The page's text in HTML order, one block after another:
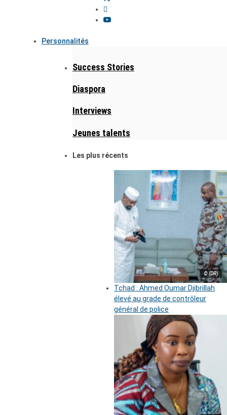
Personnalités
Success Stories
Diaspora
Interviews
Jeunes talents
Les plus récents
© (DR)
Tchad : Ahmed Oumar Djibrillah
élevé au grade de contrôleur
général de police